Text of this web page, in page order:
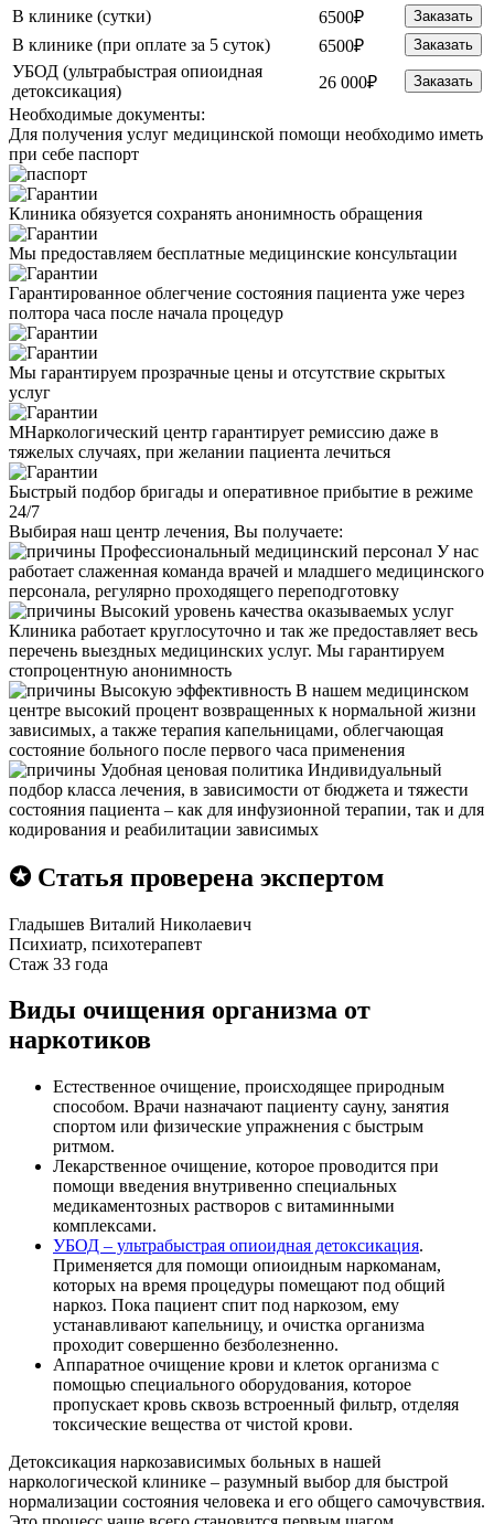
В клинике (сутки) 6500₽ Заказать
В клинике (при оплате за 5 суток) 6500₽ Заказать
УБОД (ультрабыстрая опиоидная
детоксикация)
26 000₽ Заказать
Необходимые документы:
Для получения услуг медицинской помощи необходимо иметь
при себе паспорт
Клиника обязуется сохранять анонимность обращения
Мы предоставляем бесплатные медицинские консультации
Гарантированное облегчение состояния пациента уже через
полтора часа после начала процедур
Мы гарантируем прозрачные цены и отсутствие скрытых
услуг
МНаркологический центр гарантирует ремиссию даже в
тяжелых случаях, при желании пациента лечиться
Быстрый подбор бригады и оперативное прибытие в режиме
24/7
Выбирая наш центр лечения, Вы получаете:
Профессиональный медицинский персонал У нас
работает слаженная команда врачей и младшего медицинского
персонала, регулярно проходящего переподготовку
Высокий уровень качества оказываемых услуг
Клиника работает круглосуточно и так же предоставляет весь
перечень выездных медицинских услуг. Мы гарантируем
стопроцентную анонимность
Высокую эффективность В нашем медицинском
центре высокий процент возвращенных к нормальной жизни
зависимых, а также терапия капельницами, облегчающая
состояние больного после первого часа применения
Удобная ценовая политика Индивидуальный
подбор класса лечения, в зависимости от бюджета и тяжести
состояния пациента – как для инфузионной терапии, так и для
кодирования и реабилитации зависимых
✪ Статья проверена экспертом
Гладышев Виталий Николаевич
Психиатр, психотерапевт
Стаж 33 года
Виды очищения организма от
наркотиков
Естественное очищение, происходящее природным
способом. Врачи назначают пациенту сауну, занятия
спортом или физические упражнения с быстрым
ритмом.
Лекарственное очищение, которое проводится при
помощи введения внутривенно специальных
медикаментозных растворов с витаминными
комплексами.
УБОД – ультрабыстрая опиоидная детоксикация.
Применяется для помощи опиоидным наркоманам,
которых на время процедуры помещают под общий
наркоз. Пока пациент спит под наркозом, ему
устанавливают капельницу, и очистка организма
проходит совершенно безболезненно.
Аппаратное очищение крови и клеток организма с
помощью специального оборудования, которое
пропускает кровь сквозь встроенный фильтр, отделяя
токсические вещества от чистой крови.
Детоксикация наркозависимых больных в нашей
наркологической клинике – разумный выбор для быстрой
нормализации состояния человека и его общего самочувствия.